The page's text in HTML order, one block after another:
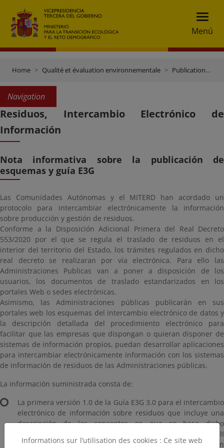
Menú
Home Qualité et évaluation environnementale Publications et documentation
Navigation
Residuos, Intercambio Electrónico de
Información
Nota informativa sobre la publicación de
esquemas y guía E3G
Las Comunidades Autónomas y el MITERD han acordado un
protocolo para intercambiar electrónicamente la información
sobre producción y gestión de residuos.
Conforme a la Disposición Adicional Primera del Real Decreto
553/2020 por el que se regula el traslado de residuos en el
interior del territorio del Estado, los trámites regulados en dicho
real decreto se realizaran por vía electrónica. Para ello las
Administraciones Publicas van a poner a disposición de los
usuarios, los documentos de traslado estandarizados en los
portales Web o sedes electrónicas.
Asimismo, las Administraciones públicas publicarán en sus
portales web los esquemas del intercambio electrónico de datos y
la descripción detallada del procedimiento electrónico para
facilitar que las empresas que dispongan o quieran disponer de
sistemas de información propios, puedan desarrollar aplicaciones
para intercambiar electrónicamente información con los sistemas
de información de residuos de las Administraciones públicas.
La información suministrada consta de:
La primera versión 1.0 de la Guía E3G 3.0 para el intercambio
electrónico de información sobre residuos que incluye una
descripción de los conceptos en que se basa dicho
intercambio de información. Esta guía incluye un anexo III
relativo a la interpretación de los esquemas. En una versión
Informations sur l’utilisation des cookies : Ce site web